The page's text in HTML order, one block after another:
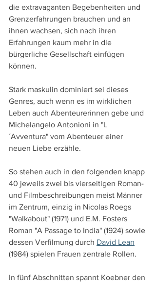
die extravaganten Begebenheiten und
Grenzerfahrungen brauchen und an
ihnen wachsen, sich nach ihren
Erfahrungen kaum mehr in die
bürgerliche Gesellschaft einfügen
können.
Stark maskulin dominiert sei dieses
Genres, auch wenn es im wirklichen
Leben auch Abenteurerinnen gebe und
Michelangelo Antonioni in "L
´Avventura" vom Abenteuer einer
neuen Liebe erzähle.
So stehen auch in den folgenden knapp
40 jeweils zwei bis vierseitigen Roman-
und Filmbeschreibungen meist Männer
im Zentrum, einzig in Nicolas Roegs
"Walkabout" (1971) und E.M. Fosters
Roman "A Passage to India" (1924) sowie
dessen Verfilmung durch David Lean
(1984) spielen Frauen zentrale Rollen.
In fünf Abschnitten spannt Koebner den